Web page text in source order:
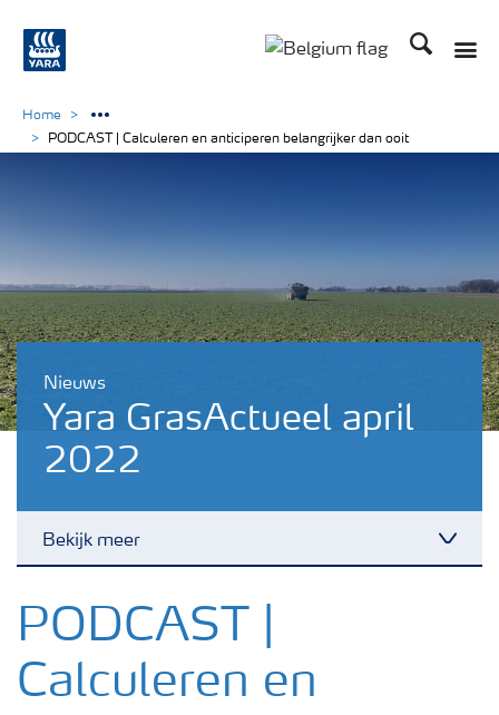
Zoek op
Nieuws
Yara GrasActueel april
2022
Bekijk meer
Nieuwsbrieven
Gewassen
Home
PODCAST | Calculeren en anticiperen belangrijker dan ooit
PODCAST |
Calculeren en